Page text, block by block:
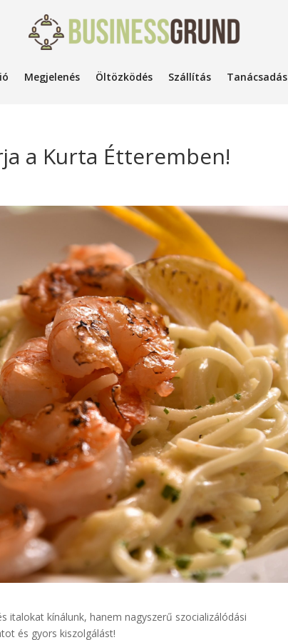
Megjelenés Öltözködés Szállítás Tanácsadás
a Kurta Étteremben!
italokat kínálunk, hanem nagyszerű szocializálódási
és gyors kiszolgálást!